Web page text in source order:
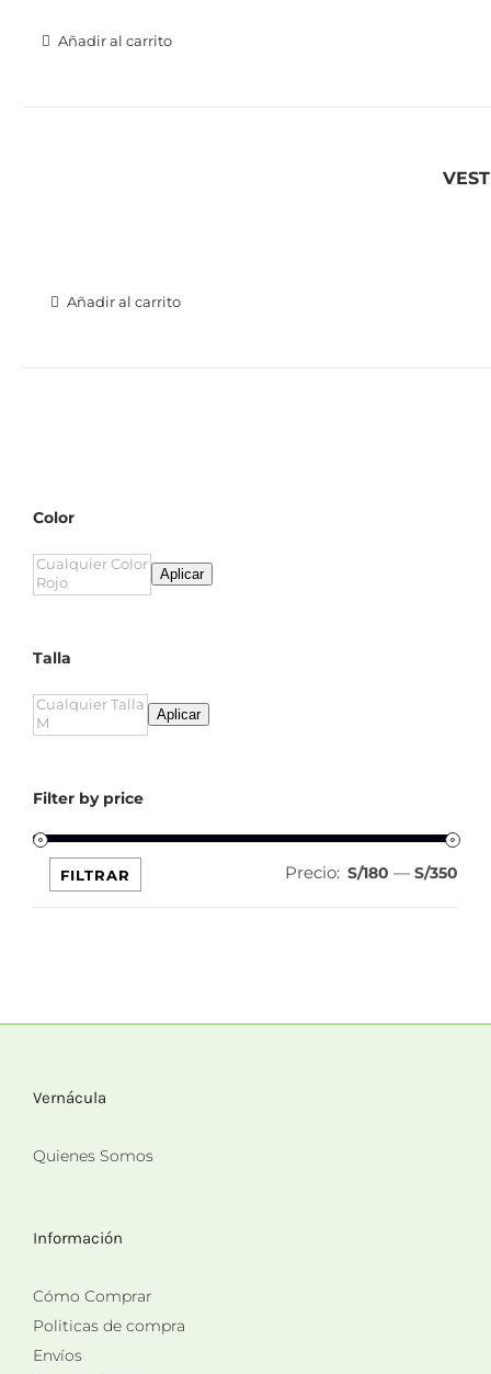
Añadir al carrito
Añadir al carrito
Color
Aplicar
Talla
Aplicar
Filter by price
FILTRAR Precio: S/180 — S/350
Vernácula
Quienes Somos
Información
Cómo Comprar
Politicas de compra
Envíos